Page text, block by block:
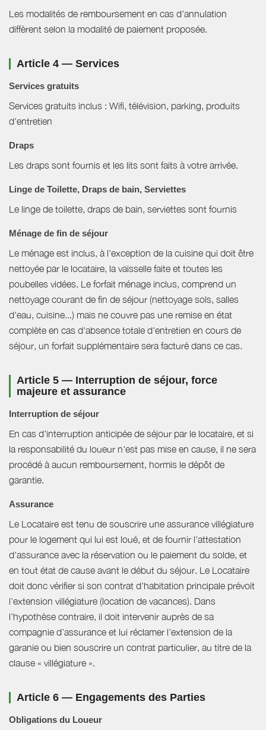
Les modalités de remboursement en cas d'annulation
diffèrent selon la modalité de paiement proposée.
Article 4 — Services
Services gratuits
Services gratuits inclus : Wifi, télévision, parking, produits
d'entretien
Draps
Les draps sont fournis et les lits sont faits à votre arrivée.
Linge de Toilette, Draps de bain, Serviettes
Le linge de toilette, draps de bain, serviettes sont fournis
Ménage de fin de séjour
Le ménage est inclus, à l'exception de la cuisine qui doit être
nettoyée par le locataire, la vaisselle faite et toutes les
poubelles vidées. Le forfait ménage inclus, comprend un
nettoyage courant de fin de séjour (nettoyage sols, salles
d'eau, cuisine...) mais ne couvre pas une remise en état
complète en cas d'absence totale d'entretien en cours de
séjour, un forfait supplémentaire sera facturé dans ce cas.
Article 5 — Interruption de séjour, force
majeure et assurance
Interruption de séjour
En cas d'interruption anticipée de séjour par le locataire, et si
la responsabilité du loueur n'est pas mise en cause, il ne sera
procédé à aucun remboursement, hormis le dépôt de
garantie.
Assurance
Le Locataire est tenu de souscrire une assurance villégiature
pour le logement qui lui est loué, et de fournir l'attestation
d'assurance avec la réservation ou le paiement du solde, et
en tout état de cause avant le début du séjour. Le Locataire
doit donc vérifier si son contrat d'habitation principale prévoit
l’extension villégiature (location de vacances). Dans
l’hypothèse contraire, il doit intervenir auprès de sa
compagnie d’assurance et lui réclamer l’extension de la
garanie ou bien souscrire un contrat particulier, au titre de la
clause « villégiature ».
Article 6 — Engagements des Parties
Obligations du Loueur